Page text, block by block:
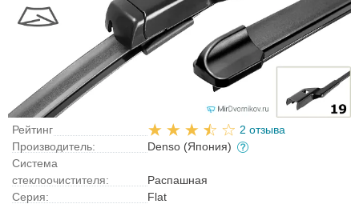
Рейтинг
2 отзыва
Производитель:
Denso (Япония)
Система
стеклоочистителя:
Распашная
Серия:
Flat